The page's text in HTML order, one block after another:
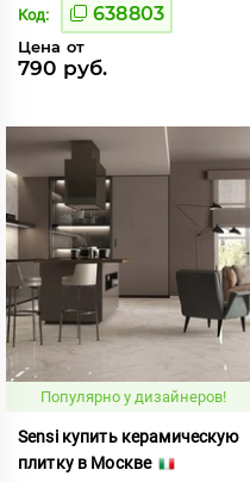
Код: 638803
Цена от
790 руб.
Популярно у дизайнеров!
Sensi купить керамическую
плитку в Москве